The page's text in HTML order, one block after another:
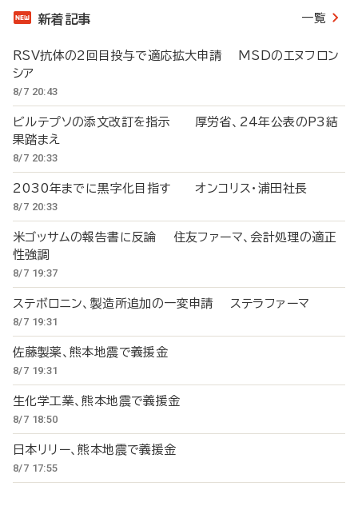
新着記事 一覧
RSV抗体の2回目投与で適応拡大申請 MSDのエヌフロン
シア
8/7 20:43
ビルテプソの添文改訂を指示 厚労省、24年公表のP3結
果踏まえ
8/7 20:33
2030年までに黒字化目指す オンコリス・浦田社長
8/7 20:33
米ゴッサムの報告書に反論 住友ファーマ、会計処理の適正
性強調
8/7 19:37
ステボロニン、製造所追加の一変申請 ステラファーマ
8/7 19:31
佐藤製薬、熊本地震で義援金
8/7 19:31
生化学工業、熊本地震で義援金
8/7 18:50
日本リリー、熊本地震で義援金
8/7 17:55